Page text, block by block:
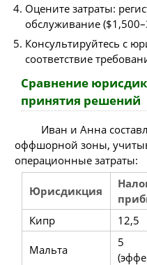
Оцените затраты:
обслуживание
Консультируйтесь с
соответствие
Сравнение
принятия решений
Иван и Анна
оффшорной зоны,
операционные затраты:
Юрисдикция
Кипр
12,5
Мальта
5